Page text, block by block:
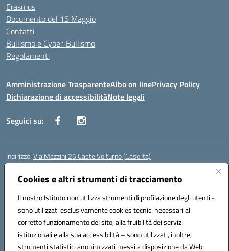
Cookies e altri strumenti di tracciamento
Il nostro Istituto non utilizza strumenti di profilazione degli utenti -
sono utilizzati esclusivamente cookies tecnici necessari al
corretto funzionamento del sito, alla fruibilità dei servizi
istituzionali e alla sua accessibilità – sono utilizzati, inoltre,
strumenti statistici anonimizzati messi a disposizione da Web
Erasmus
Documento del 15 Maggio
Contatti
Bullismo e Cyber-Bullismo
Regolamenti
Amministrazione TrasparenteAlbo on linePrivacy Policy
Dichiarazione di accessibilitàNote legali
Seguici su:
Indirizzo:Via Mazzini 25 CastelVolturno (Caserta)
Centralino:
Posta elettronica certificata (PEC):ceis014005@pec.istruzione.it
Codice fiscale: 93063510619
Codice meccanografico:CEIS014005
Codice Indice delle Pubbliche Amministrazioni (IPA): istsc_ceis014005
Codice unico di fatturazione (CUF): UOU8EW